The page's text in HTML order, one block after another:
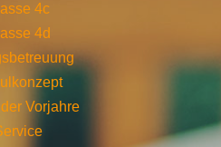
4c
4d
Vorjahre